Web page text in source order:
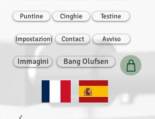
Puntine Cinghie Testine
Impostazioni Contact Avviso
Immagini Bang Olufsen